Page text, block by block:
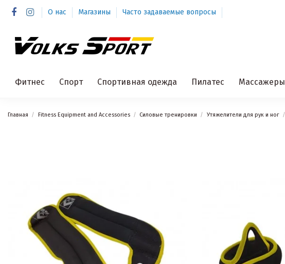
О нас Магазины Часто задаваемые вопросы
Фитнес Спорт Спортивная одежда Пилатес Массажеры
Главная Fitness Equipment and Accessories Силовые тренировки Утяжелители для рук и ног